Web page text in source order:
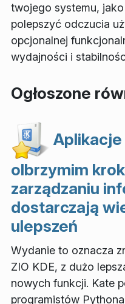
twojego systemu,
polepszyć odczucia
opcjonalnej
wydajności i
Ogłoszone
Aplikacje
olbrzymim
zarządzaniu
dostarczają
ulepszeń
Wydanie to oznacza
ZIO KDE, z dużo
nowych funkcji. Kate
programistów